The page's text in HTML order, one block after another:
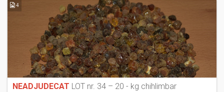
4
NEADJUDECAT LOT nr. 34 – 20 - kg chihlimbar